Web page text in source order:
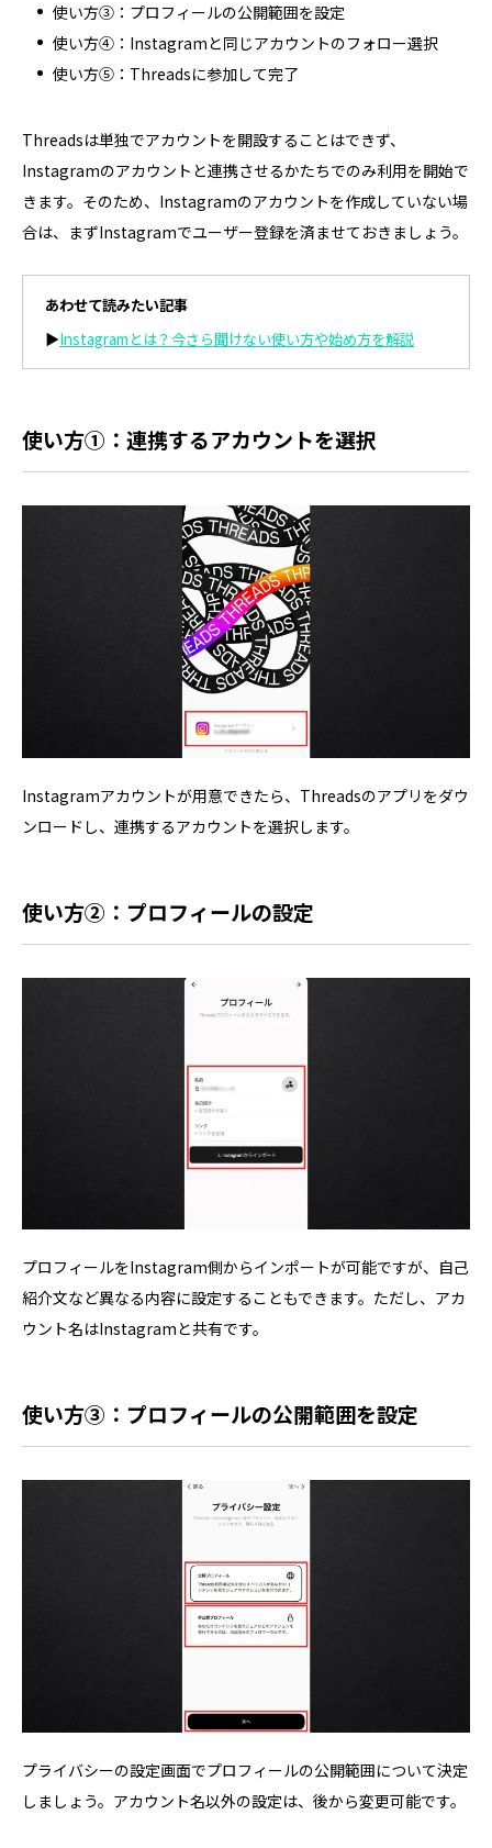
使い方③：プロフィールの公開範囲を設定
使い方④：Instagramと同じアカウントのフォロー選択
使い方⑤：Threadsに参加して完了
Threadsは単独でアカウントを開設することはできず、
Instagramのアカウントと連携させるかたちでのみ利用を開始で
きます。そのため、Instagramのアカウントを作成していない場
合は、まずInstagramでユーザー登録を済ませておきましょう。
あわせて読みたい記事
▶Instagramとは？今さら聞けない使い方や始め方を解説
使い方①：連携するアカウントを選択
Instagramアカウントが用意できたら、Threadsのアプリをダウ
ンロードし、連携するアカウントを選択します。
使い方②：プロフィールの設定
プロフィールをInstagram側からインポートが可能ですが、自己
紹介文など異なる内容に設定することもできます。ただし、アカ
ウント名はInstagramと共有です。
使い方③：プロフィールの公開範囲を設定
プライバシーの設定画面でプロフィールの公開範囲について決定
しましょう。アカウント名以外の設定は、後から変更可能です。